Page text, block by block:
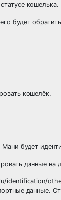
кошелька.
будет
кошелёк.
будет
данные на
данные.